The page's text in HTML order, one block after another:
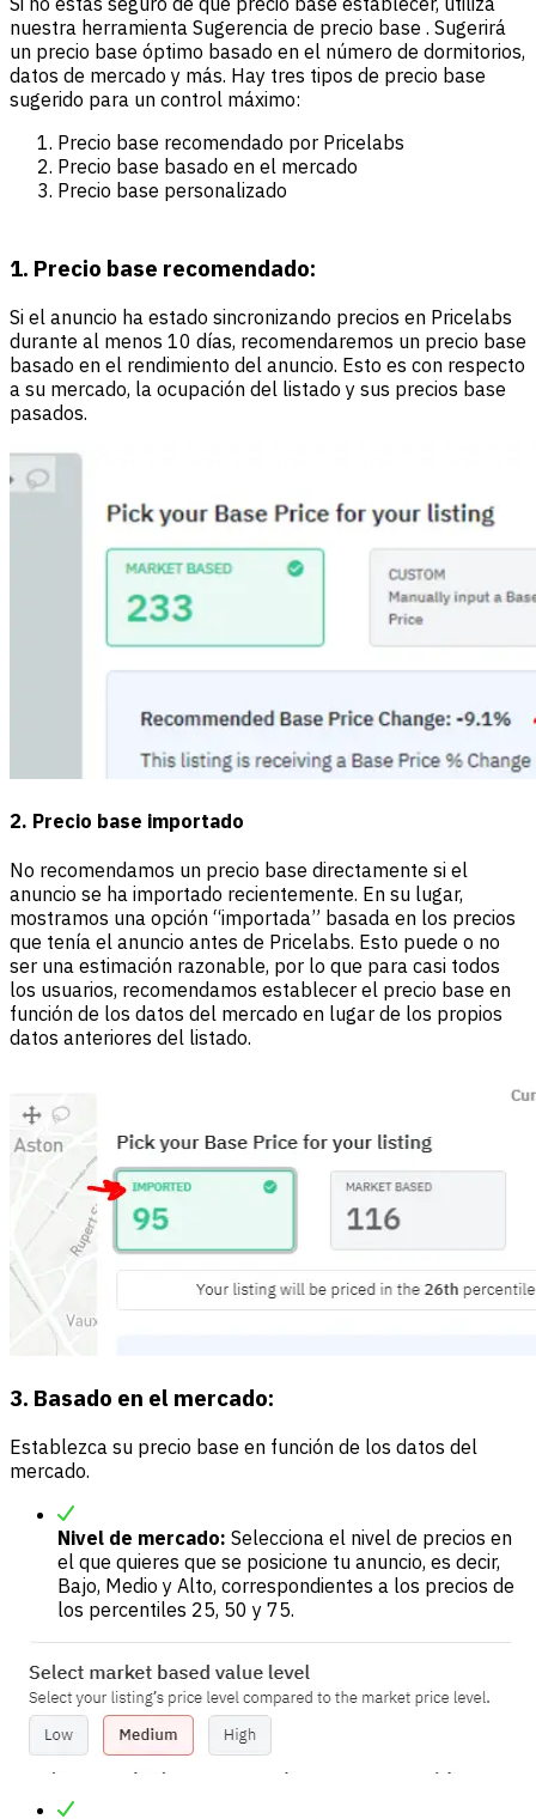
nuestra herramienta Sugerencia de precio base . Sugerirá
un precio base óptimo basado en el número de dormitorios,
datos de mercado y más. Hay tres tipos de precio base
sugerido para un control máximo:
Precio base recomendado por Pricelabs
Precio base basado en el mercado
Precio base personalizado
1. Precio base recomendado:
Si el anuncio ha estado sincronizando precios en Pricelabs
durante al menos 10 días, recomendaremos un precio base
basado en el rendimiento del anuncio. Esto es con respecto
a su mercado, la ocupación del listado y sus precios base
pasados.
2. Precio base importado
No recomendamos un precio base directamente si el
anuncio se ha importado recientemente. En su lugar,
mostramos una opción “importada” basada en los precios
que tenía el anuncio antes de Pricelabs. Esto puede o no
ser una estimación razonable, por lo que para casi todos
los usuarios, recomendamos establecer el precio base en
función de los datos del mercado en lugar de los propios
datos anteriores del listado.
3. Basado en el mercado:
Establezca su precio base en función de los datos del
mercado.
Nivel de mercado: Selecciona el nivel de precios en
el que quieres que se posicione tu anuncio, es decir,
Bajo, Medio y Alto, correspondientes a los precios de
los percentiles 25, 50 y 75.